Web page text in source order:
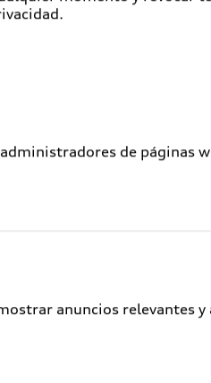
de
anuncios relevantes